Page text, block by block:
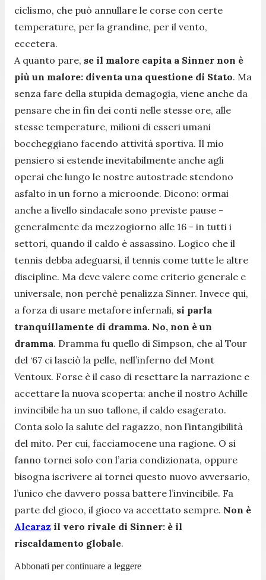
ciclismo, che può annullare le corse con certe
temperature, per la grandine, per il vento,
eccetera.
A quanto pare, se il malore capita a Sinner non è
più un malore: diventa una questione di Stato. Ma
senza fare della stupida demagogia, viene anche da
pensare che in fin dei conti nelle stesse ore, alle
stesse temperature, milioni di esseri umani
boccheggiano facendo attività sportiva. Il mio
pensiero si estende inevitabilmente anche agli
operai che lungo le nostre autostrade stendono
asfalto in un forno a microonde. Dicono: ormai
anche a livello sindacale sono previste pause -
generalmente da mezzogiorno alle 16 - in tutti i
settori, quando il caldo è assassino. Logico che il
tennis debba adeguarsi, il tennis come tutte le altre
discipline. Ma deve valere come criterio generale e
universale, non perchè penalizza Sinner. Invece qui,
a forza di usare metafore infernali, si parla
tranquillamente di dramma. No, non è un
dramma. Dramma fu quello di Simpson, che al Tour
del ‘67 ci lasciò la pelle, nell’inferno del Mont
Ventoux. Forse è il caso di resettare la narrazione e
accettare la nuova scoperta: anche il nostro Achille
invincibile ha un suo tallone, il caldo esagerato.
Conta solo la salute del ragazzo, non l’intangibilità
del mito. Per cui, facciamocene una ragione. O si
fanno tornei solo con l’aria condizionata, oppure
bisogna iscrivere ai tornei questo nuovo avversario,
l’unico che davvero possa battere l’invincibile. Fa
parte del gioco, il gioco va accettato sempre. Non è
Alcaraz il vero rivale di Sinner: è il
riscaldamento globale.
Abbonati per continuare a leggere